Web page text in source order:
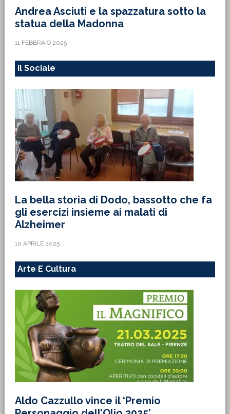
Andrea Asciuti e la spazzatura sotto la
statua della Madonna
11 FEBBRAIO 2025
Il Sociale
La bella storia di Dodo, bassotto che fa
gli esercizi insieme ai malati di
Alzheimer
10 APRILE 2025
Arte E Cultura
Aldo Cazzullo vince il ‘Premio